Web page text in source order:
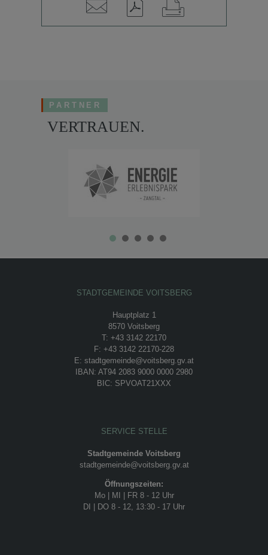
PARTNER
VERTRAUEN.
STADTGEMEINDE VOITSBERG
Hauptplatz 1
8570 Voitsberg
T: +43 3142 22170
F: +43 3142 22170-228
E: stadtgemeinde@voitsberg.gv.at
IBAN: AT94 2083 9000 0000 2980
BIC: SPVOAT21XXX
SERVICE STELLE
Stadtgemeinde Voitsberg
stadtgemeinde@voitsberg.gv.at
Öffnungszeiten:
Mo | MI | FR 8 - 12 Uhr
DI | DO 8 - 12, 13:30 - 17 Uhr